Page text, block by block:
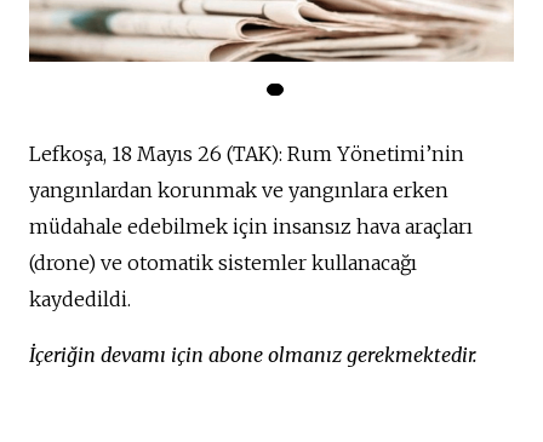
Lefkoşa, 18 Mayıs 26 (TAK): Rum Yönetimi’nin
yangınlardan korunmak ve yangınlara erken
müdahale edebilmek için insansız hava araçları
(drone) ve otomatik sistemler kullanacağı
kaydedildi.
İçeriğin devamı için abone olmanız gerekmektedir.